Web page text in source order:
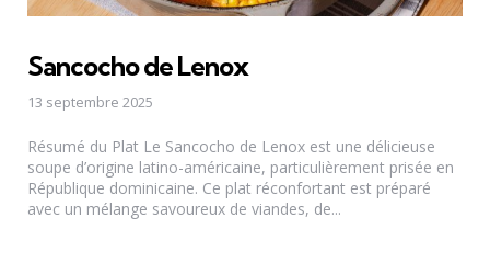
Sancocho de Lenox
13 septembre 2025
Résumé du Plat Le Sancocho de Lenox est une délicieuse
soupe d’origine latino-américaine, particulièrement prisée en
République dominicaine. Ce plat réconfortant est préparé
avec un mélange savoureux de viandes, de...